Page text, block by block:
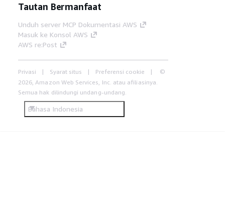
Tautan Bermanfaat
Unduh server MCP Dokumentasi AWS
Masuk ke Konsol AWS
AWS re:Post
Privasi Syarat situs Preferensi cookie
©
2026, Amazon Web Services, Inc. atau afiliasinya.
Semua hak dilindungi undang-undang.
Bahasa Indonesia